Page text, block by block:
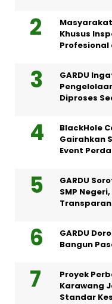
Khusus
GARDU
Diproses
BlackHole
Gairahkan
Event
GARDU
SMP
GARDU
Bangun
Proyek
Karawang
Standar